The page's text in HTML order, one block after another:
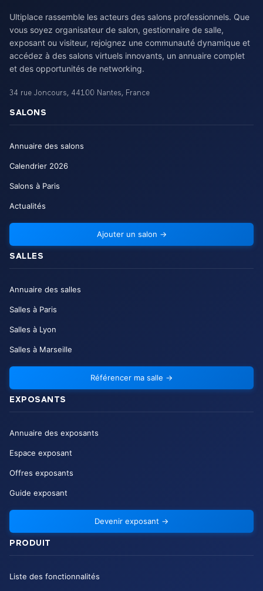
Ultiplace rassemble les acteurs des salons professionnels. Que
vous soyez organisateur de salon, gestionnaire de salle,
exposant ou visiteur, rejoignez une communauté dynamique et
accédez à des salons virtuels innovants, un annuaire complet
et des opportunités de networking.
34 rue Joncours, 44100 Nantes, France
SALONS
Annuaire des salons
Calendrier 2026
Salons à Paris
Actualités
Ajouter un salon →
SALLES
Annuaire des salles
Salles à Paris
Salles à Lyon
Salles à Marseille
Référencer ma salle →
EXPOSANTS
Annuaire des exposants
Espace exposant
Offres exposants
Guide exposant
Devenir exposant →
PRODUIT
Liste des fonctionnalités